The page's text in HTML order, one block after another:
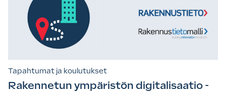
Tapahtumat ja koulutukset
Rakennetun ympäristön digitalisaatio -